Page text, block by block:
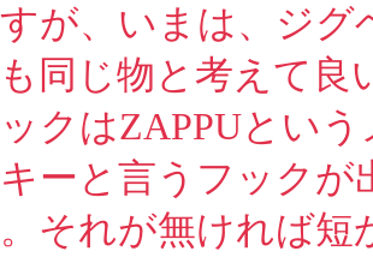
が、いまは、ジ
同じ物と考えて良
クはZAPPUとい
ーと言うフック
それが無ければ短